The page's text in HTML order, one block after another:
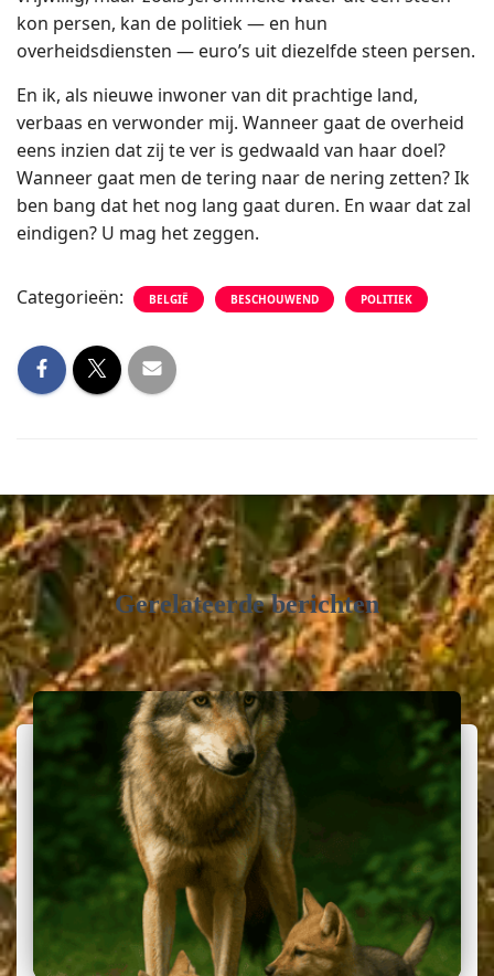
kon persen, kan de politiek — en hun
overheidsdiensten — euro’s uit diezelfde steen persen.
En ik, als nieuwe inwoner van dit prachtige land,
verbaas en verwonder mij. Wanneer gaat de overheid
eens inzien dat zij te ver is gedwaald van haar doel?
Wanneer gaat men de tering naar de nering zetten? Ik
ben bang dat het nog lang gaat duren. En waar dat zal
eindigen? U mag het zeggen.
Categorieën: BELGIË BESCHOUWEND POLITIEK
Gerelateerde berichten